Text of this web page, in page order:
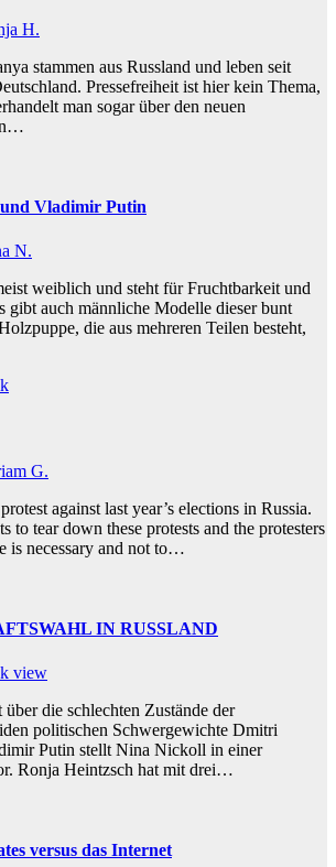
H.
stammen aus Russland und leben seit
Pressefreiheit ist hier kein Thema,
man sogar über den neuen
Vladimir Putin
N.
weiblich und steht für Fruchtbarkeit und
gibt auch männliche Modelle dieser bunt
die aus mehreren Teilen besteht,
G.
against last year’s elections in Russia.
to tear down these protests and the protesters
is necessary and not to…
IN RUSSLAND
view
die schlechten Zustände der
politischen Schwergewichte Dmitri
Putin stellt Nina Nickoll in einer
Ronja Heintzsch hat mit drei…
versus das Internet